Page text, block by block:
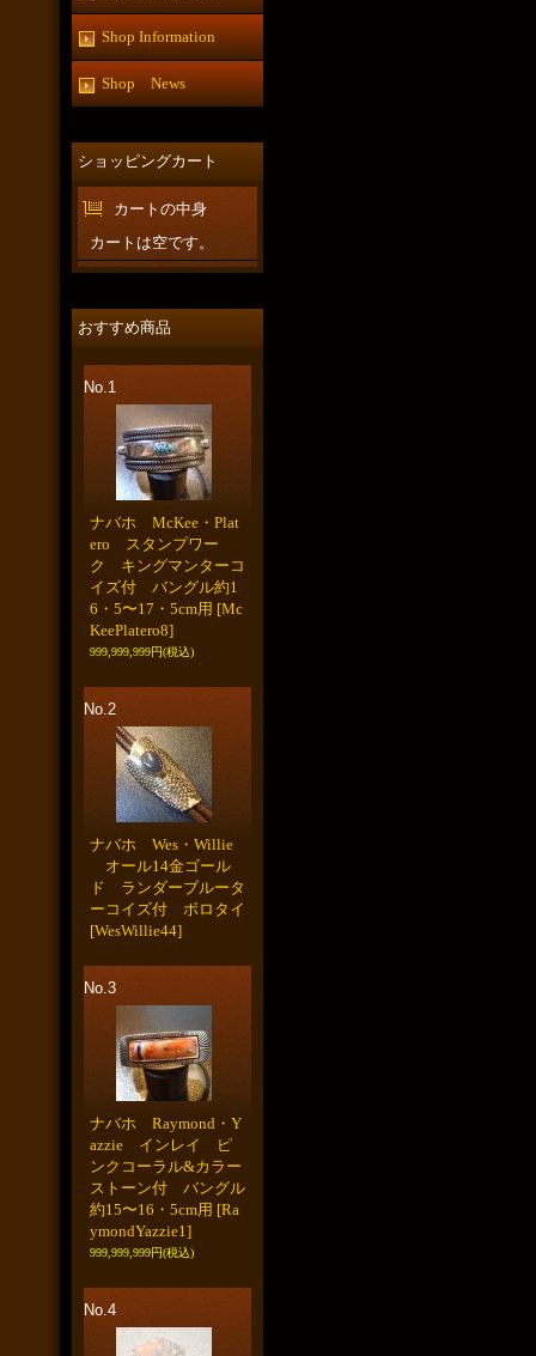
Shop Information
Shop News
ショッピングカート
カートの中身
カートは空です。
おすすめ商品
No.1
ナバホ McKee・Plat
ero スタンプワー
ク キングマンターコ
イズ付 バングル約1
6・5〜17・5cm用 [Mc
KeePlatero8]
999,999,999円(税込)
No.2
ナバホ Wes・Willie
オール14金ゴール
ド ランダーブルータ
ーコイズ付 ボロタイ
[WesWillie44]
No.3
ナバホ Raymond・Y
azzie インレイ ピ
ンクコーラル&カラー
ストーン付 バングル
約15〜16・5cm用 [Ra
ymondYazzie1]
999,999,999円(税込)
No.4